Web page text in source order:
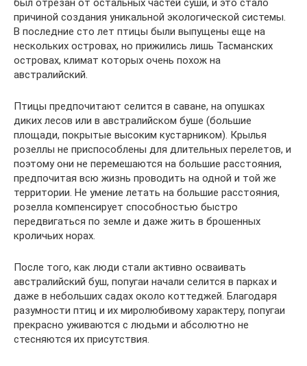
был отрезан от остальных частей суши, и это стало
причиной создания уникальной экологической системы.
В последние сто лет птицы были выпущены еще на
нескольких островах, но прижились лишь Тасманских
островах, климат которых очень похож на
австралийский.
Птицы предпочитают селится в саване, на опушках
диких лесов или в австралийском буше (большие
площади, покрытые высоким кустарником). Крылья
розеллы не приспособлены для длительных перелетов, и
поэтому они не перемешаются на большие расстояния,
предпочитая всю жизнь проводить на одной и той же
территории. Не умение летать на большие расстояния,
розелла компенсирует способностью быстро
передвигаться по земле и даже жить в брошенных
кроличьих норах.
После того, как люди стали активно осваивать
австралийский буш, попугаи начали селится в парках и
даже в небольших садах около коттеджей. Благодаря
разумности птиц и их миролюбивому характеру, попугаи
прекрасно уживаются с людьми и абсолютно не
стесняются их присутствия.